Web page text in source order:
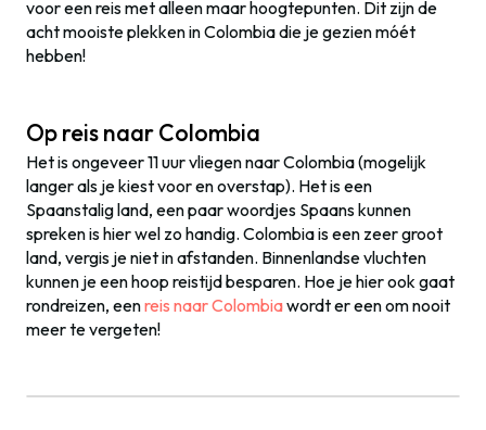
voor een reis met alleen maar hoogtepunten. Dit zijn de
acht mooiste plekken in Colombia die je gezien móét
hebben!
Op reis naar Colombia
Het is ongeveer 11 uur vliegen naar Colombia (mogelijk
langer als je kiest voor en overstap). Het is een
Spaanstalig land, een paar woordjes Spaans kunnen
spreken is hier wel zo handig. Colombia is een zeer groot
land, vergis je niet in afstanden. Binnenlandse vluchten
kunnen je een hoop reistijd besparen. Hoe je hier ook gaat
rondreizen, eenreis naar Colombiawordt er een om nooit
meer te vergeten!